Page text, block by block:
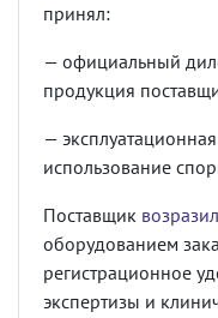
принял:
— официальный
продукция
—
использование
Поставщик возразил
оборудованием
регистрационное
экспертизы и